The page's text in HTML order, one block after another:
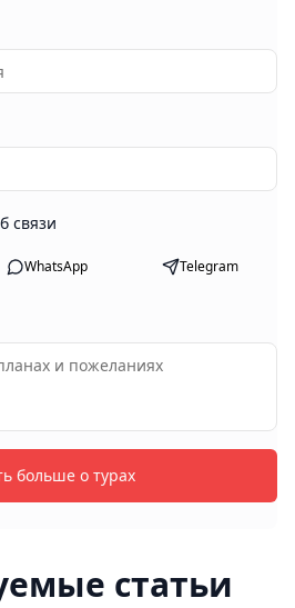
связи
WhatsApp Telegram
больше о турах
статьи